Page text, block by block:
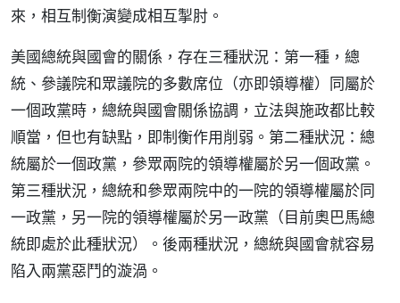
來，相互制衡演變成相互掣肘。
美國總統與國會的關係，存在三種狀況：第一種，總
統、參議院和眾議院的多數席位（亦即領導權）同屬於
一個政黨時，總統與國會關係協調，立法與施政都比較
順當，但也有缺點，即制衡作用削弱。第二種狀況：總
統屬於一個政黨，參眾兩院的領導權屬於另一個政黨。
第三種狀況，總統和參眾兩院中的一院的領導權屬於同
一政黨，另一院的領導權屬於另一政黨（目前奧巴馬總
統即處於此種狀況）。後兩種狀況，總統與國會就容易
陷入兩黨惡鬥的漩渦。